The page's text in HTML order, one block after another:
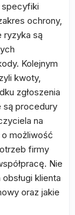
specyfiki
ochrony,
ryzyka są
Kolejnym
kwoty,
zgłoszenia
są procedury
na
możliwość
firmy
Nie
klienta
oraz jakie